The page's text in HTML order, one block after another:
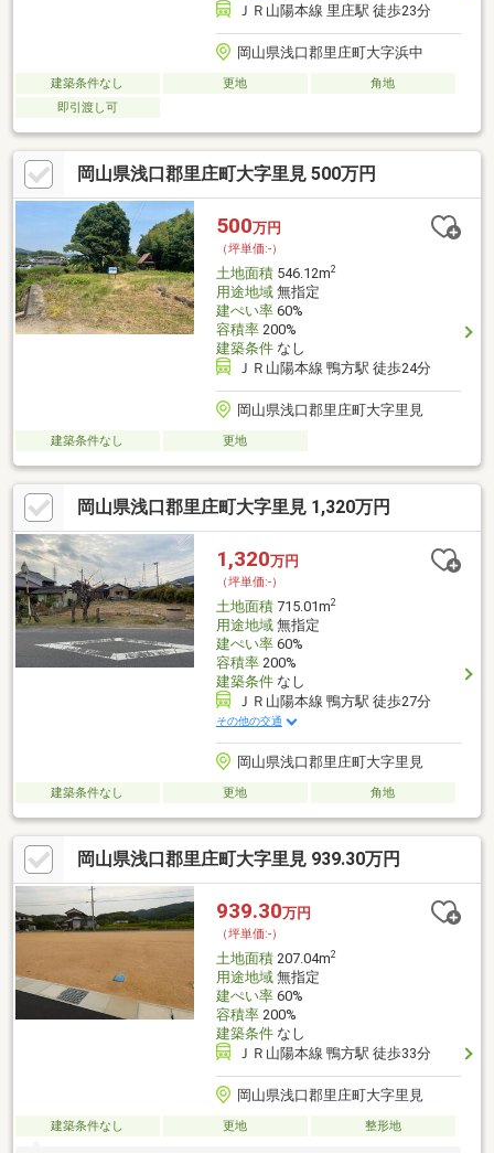
ＪＲ山陽本線 里庄駅 徒歩23分
岡山県浅口郡里庄町大字浜中
建築条件なし 更地
角地
即引渡し可
岡山県浅口郡里庄町大字里見 500万円
500万円
（坪単価:-）
土地面積546.12m2
用途地域無指定
建ぺい率60%
容積率200%
建築条件なし
ＪＲ山陽本線 鴨方駅 徒歩24分
岡山県浅口郡里庄町大字里見
建築条件なし 更地
岡山県浅口郡里庄町大字里見 1,320万円
1,320万円
（坪単価:-）
土地面積715.01m2
用途地域無指定
建ぺい率60%
容積率200%
建築条件なし
ＪＲ山陽本線 鴨方駅 徒歩27分
その他の交通
岡山県浅口郡里庄町大字里見
建築条件なし 更地 角地
岡山県浅口郡里庄町大字里見 939.30万円
939.30万円
（坪単価:-）
土地面積207.04m2
用途地域無指定
建ぺい率60%
容積率200%
建築条件なし
ＪＲ山陽本線 鴨方駅 徒歩33分
岡山県浅口郡里庄町大字里見
建築条件なし 更地 整形地